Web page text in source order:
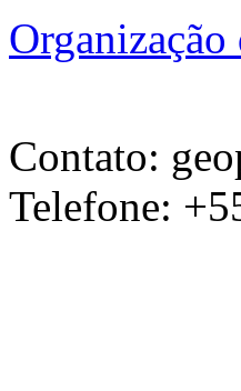
Contato:
Telefone: